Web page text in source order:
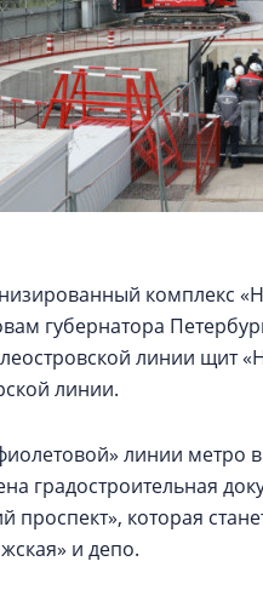
комплекс
губернатора
линии щит
линии.
линии метро
градостроительная
проспект», которая
и депо.